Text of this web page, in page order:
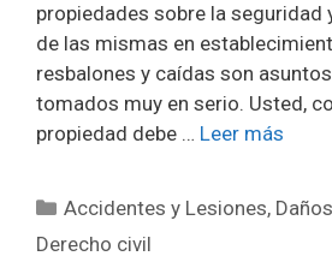
propiedades sobre la seguridad
de las mismas en
resbalones y caídas son
tomados muy en serio. Usted,
propiedad debe … Leer más
Categorías
Accidentes y Lesiones,
Derecho civil